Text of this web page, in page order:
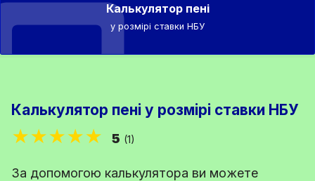
Калькулятор пені
у розмірі ставки НБУ
Калькулятор пені у розмірі ставки НБУ
★★★★★ 5 (1)
За допомогою калькулятора ви можете